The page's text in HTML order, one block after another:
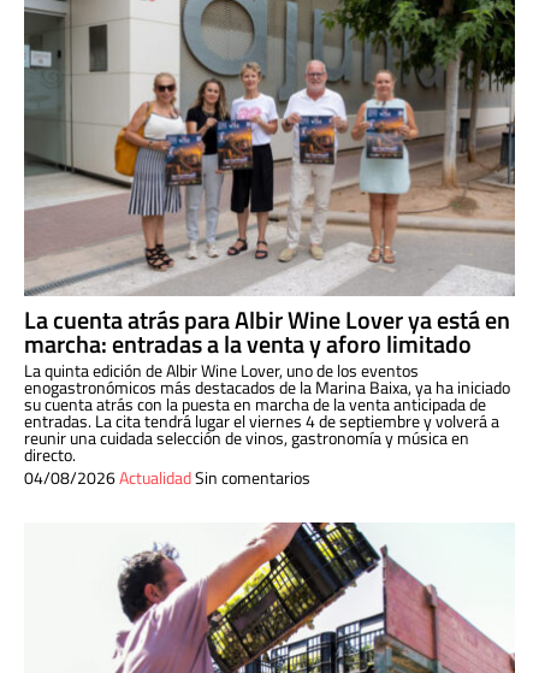
La cuenta atrás para Albir Wine Lover ya está en
marcha: entradas a la venta y aforo limitado
La quinta edición de Albir Wine Lover, uno de los eventos
enogastronómicos más destacados de la Marina Baixa, ya ha iniciado
su cuenta atrás con la puesta en marcha de la venta anticipada de
entradas. La cita tendrá lugar el viernes 4 de septiembre y volverá a
reunir una cuidada selección de vinos, gastronomía y música en
directo.
04/08/2026ActualidadSin comentarios